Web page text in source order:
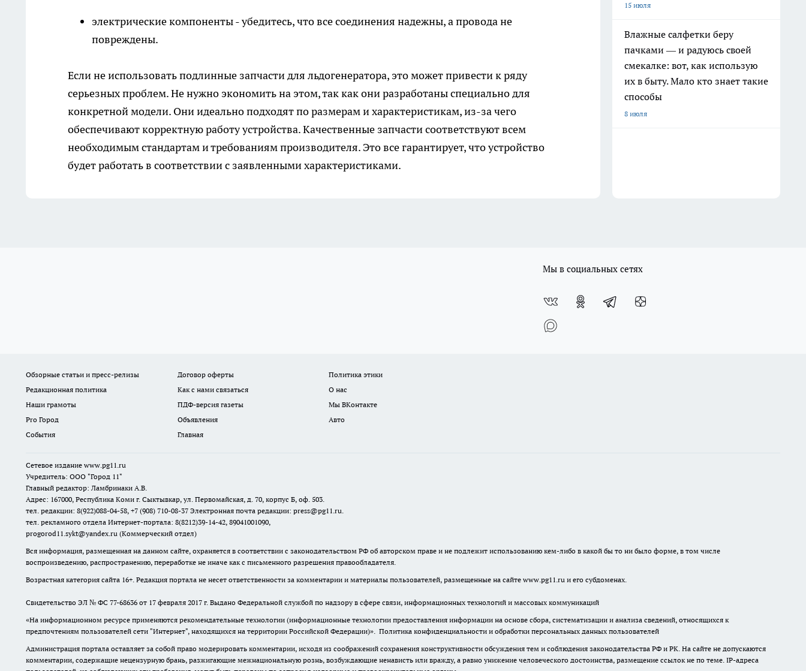
электрические компоненты - убедитесь, что все соединения надежны, а провода не
повреждены.
Если не использовать подлинные запчасти для льдогенератора, это может привести к ряду
серьезных проблем. Не нужно экономить на этом, так как они разработаны специально для
конкретной модели. Они идеально подходят по размерам и характеристикам, из-за чего
обеспечивают корректную работу устройства. Качественные запчасти соответствуют всем
необходимым стандартам и требованиям производителя. Это все гарантирует, что устройство
будет работать в соответствии с заявленными характеристиками.
15 июля
Влажные салфетки беру
пачками — и радуюсь своей
смекалке: вот, как использую
их в быту. Мало кто знает такие
способы
8 июля
Мы в социальных сетях
Обзорные статьи и пресс-релизы Договор оферты
Политика этики
Редакционная политика
Как с нами связаться
О нас
Наши грамоты
ПДФ-версия газеты
Мы ВКонтакте
Pro Город
Объявления
Авто
События
Главная
Сетевое издание www.pg11.ru
Учредитель: ООО "Город 11"
Главный редактор: Ламбринаки А.В.
Адрес: 167000, Республика Коми г. Сыктывкар, ул. Первомайская, д. 70, корпус Б, оф. 503.
тел. редакции: 8(922)088-04-58, +7 (908) 710-08-37 Электронная почта редакции: press@pg11.ru.
тел. рекламного отдела Интернет-портала: 8(8212)39-14-42, 89041001090,
progorod11.sykt@yandex.ru (Коммерческий отдел)
Вся информация, размещенная на данном сайте, охраняется в соответствии с законодательством РФ об авторском праве и не подлежит использованию кем-либо в какой бы то ни было форме, в том числе
воспроизведению, распространению, переработке не иначе как с письменного разрешения правообладателя.
Возрастная категория сайта 16+. Редакция портала не несет ответственности за комментарии и материалы пользователей, размещенные на сайте www.pg11.ru и его субдоменах.
Свидетельство ЭЛ № ФС 77-68636 от 17 февраля 2017 г. Выдано Федеральной службой по надзору в сфере связи, информационных технологий и массовых коммуникаций
«На информационном ресурсе применяются рекомендательные технологии (информационные технологии предоставления информации на основе сбора, систематизации и анализа сведений, относящихся к
предпочтениям пользователей сети "Интернет", находящихся на территории Российской Федерации)». Политика конфиденциальности и обработки персональных данных пользователей
Администрация портала оставляет за собой право модерировать комментарии, исходя из соображений сохранения конструктивности обсуждения тем и соблюдения законодательства РФ и РК. На сайте не допускаются
комментарии, содержащие нецензурную брань, разжигающие межнациональную рознь, возбуждающие ненависть или вражду, а равно унижение человеческого достоинства, размещение ссылок не по теме. IP-адреса